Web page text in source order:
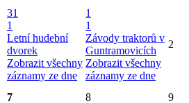
31
1
Letní hudební
dvorek
Zobrazit všechny
záznamy ze dne
1
1
Závody traktorů v
Guntramovicích
Zobrazit všechny
záznamy ze dne
2
7 8 9